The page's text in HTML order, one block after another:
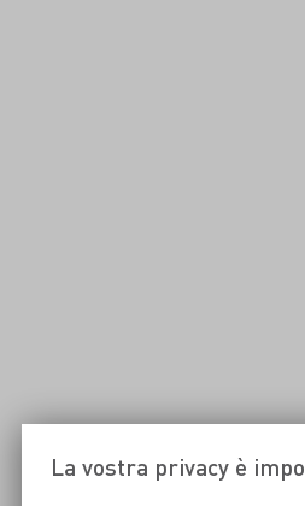
La vostra privacy è